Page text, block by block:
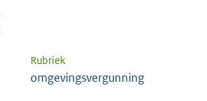
Rubriek
omgevingsvergunning